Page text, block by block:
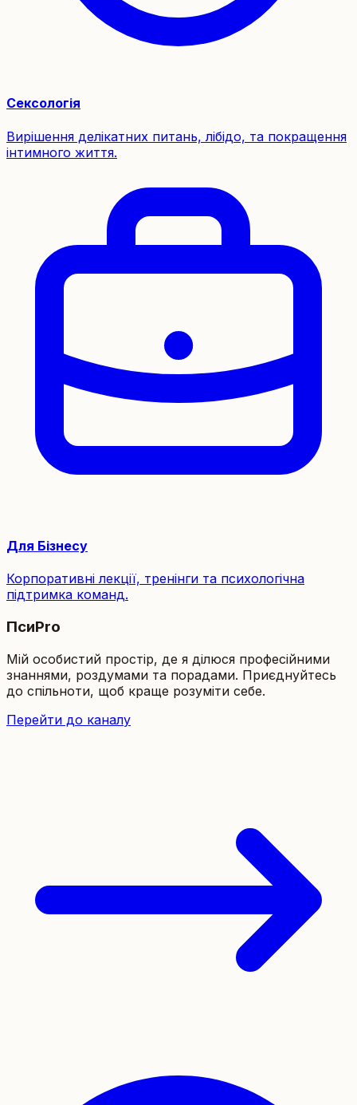
Сексологія
Вирішення делікатних питань, лібідо, та покращення
інтимного життя.
Для Бізнесу
Корпоративні лекції, тренінги та психологічна
підтримка команд.
ПсиPro
Мій особистий простір, де я ділюся професійними
знаннями, роздумами та порадами. Приєднуйтесь
до спільноти, щоб краще розуміти себе.
Перейти до каналу